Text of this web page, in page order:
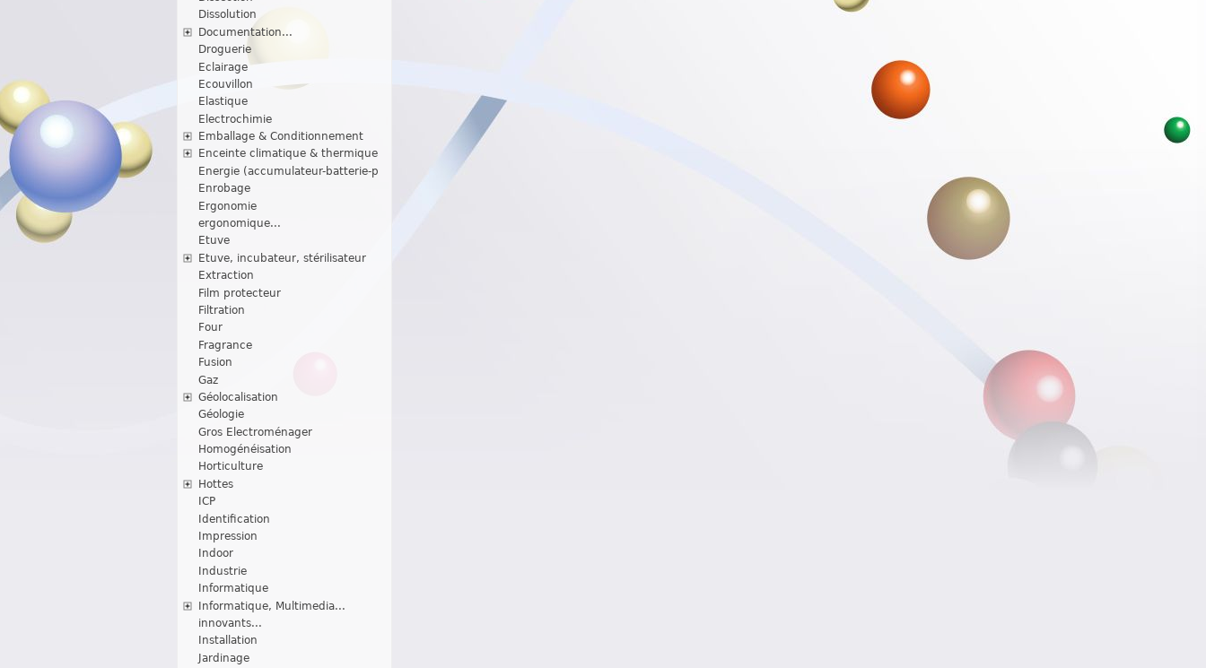
Dissolution
Documentation...
Droguerie
Eclairage
Ecouvillon
Elastique
Electrochimie
Emballage & Conditionnement
Enceinte climatique & thermique
Energie (accumulateur-batterie-p
Enrobage
Ergonomie
ergonomique...
Etuve
Etuve, incubateur, stérilisateur
Extraction
Film protecteur
Filtration
Four
Fragrance
Fusion
Gaz
Géolocalisation
Géologie
Gros Electroménager
Homogénéisation
Horticulture
Hottes
ICP
Identification
Impression
Indoor
Industrie
Informatique
Informatique, Multimedia...
innovants...
Installation
Jardinage